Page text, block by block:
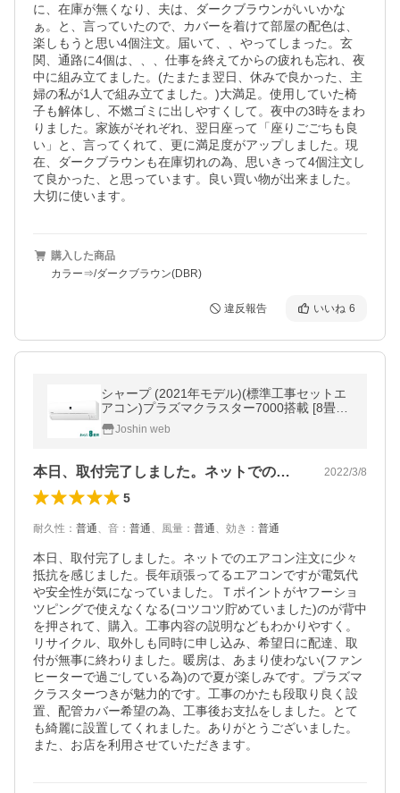
に、在庫が無くなり、夫は、ダークブラウンがいいかな
ぁ。と、言っていたので、カバーを着けて部屋の配色は、
楽しもうと思い4個注文。届いて、、やってしまった。玄
関、通路に4個は、、、仕事を終えてからの疲れも忘れ、夜
中に組み立てました。(たまたま翌日、休みで良かった、主
婦の私が1人で組み立てました。)大満足。使用していた椅
子も解体し、不燃ゴミに出しやすくして。夜中の3時をまわ
りました。家族がそれぞれ、翌日座って「座りごごちも良
い」と、言ってくれて、更に満足度がアップしました。現
在、ダークブラウンも在庫切れの為、思いきって4個注文し
て良かった、と思っています。良い買い物が出来ました。
大切に使います。
購入した商品
カラー⇒/ダークブラウン(DBR)
違反報告 いいね 6
シャープ (2021年モデル)(標準工事セットエ
アコン)プラズマクラスター7000搭載 [8畳用]
(冷房：7〜10畳/ 暖房：6〜8畳) N-Nシリー
ズ AY-N25N-W 返品種別A
Joshin web
本日、取付完了しました。ネットでのエア… 2022/3/8
5
耐久性 ： 普通、 音 ： 普通、 風量 ： 普通、 効き ： 普通
本日、取付完了しました。ネットでのエアコン注文に少々
抵抗を感じました。長年頑張ってるエアコンですが電気代
や安全性が気になっていました。Ｔポイントがヤフーショ
ツピングで使えなくなる(コツコツ貯めていました)のが背中
を押されて、購入。工事内容の説明などもわかりやすく。
リサイクル、取外しも同時に申し込み、希望日に配達、取
付が無事に終わりました。暖房は、あまり使わない(ファン
ヒーターで過ごしている為)ので夏が楽しみです。プラズマ
クラスターつきが魅力的です。工事のかたも段取り良く設
置、配管カバー希望の為、工事後お支払をしました。とて
も綺麗に設置してくれました。ありがとうございました。
また、お店を利用させていただきます。